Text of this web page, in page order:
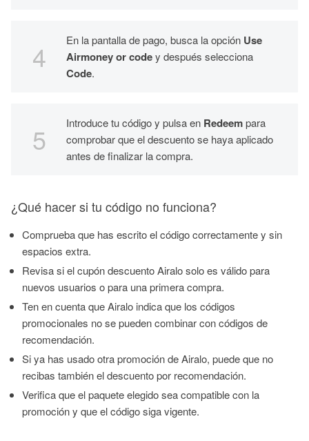
En la pantalla de pago, busca la opción Use
Airmoney or codey después selecciona
Code.
Introduce tu código y pulsa en Redeempara
comprobar que el descuento se haya aplicado
antes de finalizar la compra.
¿Qué hacer si tu código no funciona?
Comprueba que has escrito el código correctamente y sin
espacios extra.
Revisa si el cupón descuento Airalo solo es válido para
nuevos usuarios o para una primera compra.
Ten en cuenta que Airalo indica que los códigos
promocionales no se pueden combinar con códigos de
recomendación.
Si ya has usado otra promoción de Airalo, puede que no
recibas también el descuento por recomendación.
Verifica que el paquete elegido sea compatible con la
promoción y que el código siga vigente.